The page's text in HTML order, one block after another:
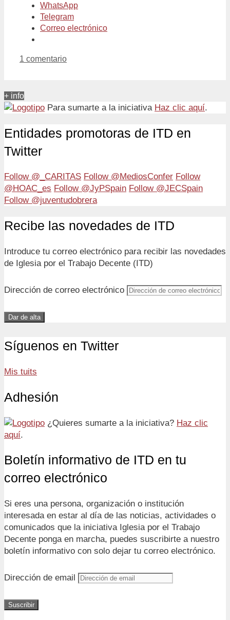
WhatsApp
Telegram
Correo electrónico
1 comentario
+ info
Para sumarte a la iniciativa Haz clic aquí.
Entidades promotoras de ITD en
Twitter
Follow @_CARITAS Follow @MediosConfer Follow
@HOAC_es Follow @JyPSpain Follow @JECSpain
Follow @juventudobrera
Recibe las novedades de ITD
Introduce tu correo electrónico para recibir las novedades
de Iglesia por el Trabajo Decente (ITD)
Dirección de correo electrónico
Dar de alta
Síguenos en Twitter
Mis tuits
Adhesión
¿Quieres sumarte a la iniciativa? Haz clic
aquí.
Boletín informativo de ITD en tu
correo electrónico
Si eres una persona, organización o institución
interesada en estar al día de las noticias, actividades o
comunicados que la iniciativa Iglesia por el Trabajo
Decente ponga en marcha, puedes suscribirte a nuestro
boletín informativo con solo dejar tu correo electrónico.
Dirección de email
Suscribir